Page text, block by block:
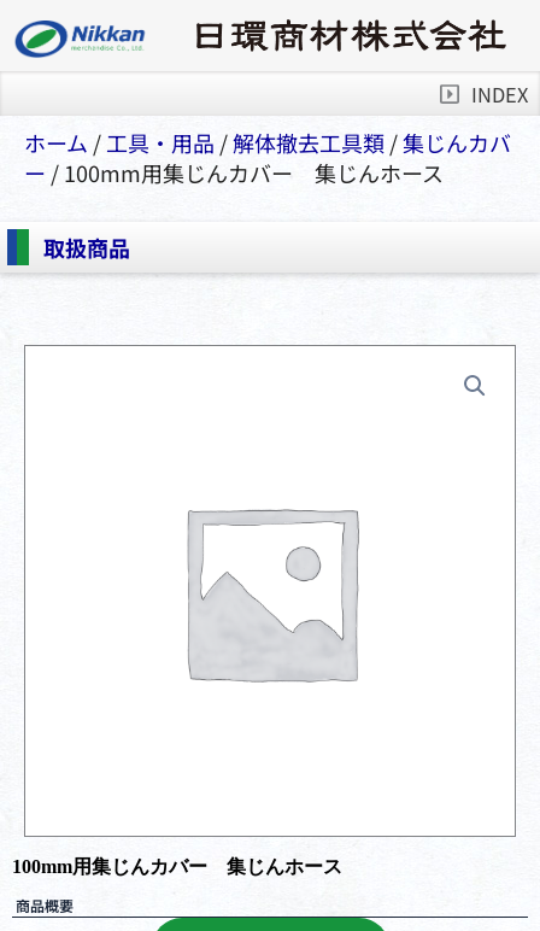
INDEX
ホーム /⼯具・⽤品 /解体撤去工具類/集じんカバ
ー / 100mm用集じんカバー 集じんホース
取扱商品
100mm用集じんカバー 集じんホース
商品概要